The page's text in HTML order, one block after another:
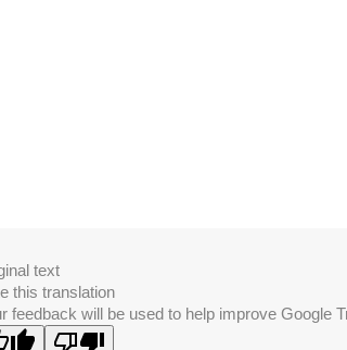
text
this translation
feedback will be used to help improve Google